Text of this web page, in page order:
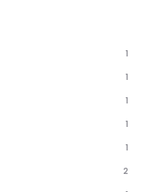
1
1
1
1
1
2